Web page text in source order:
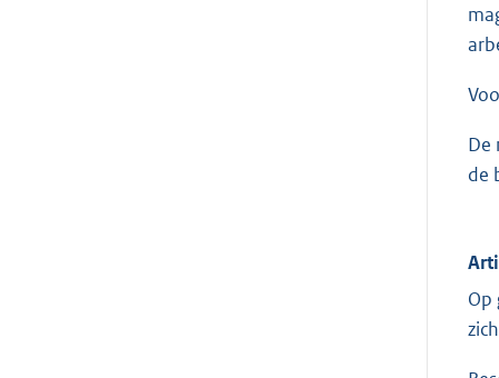
De
de
Op